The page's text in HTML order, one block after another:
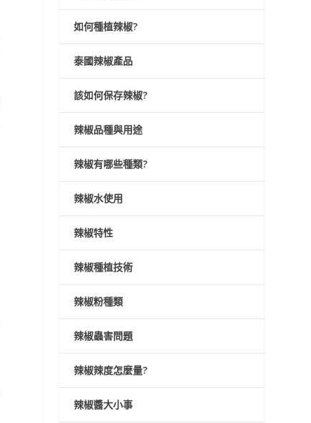
如何種植辣椒?
泰國辣椒產品
該如何保存辣椒?
辣椒品種與用途
辣椒有哪些種類?
辣椒水使用
辣椒特性
辣椒種植技術
辣椒粉種類
辣椒蟲害問題
辣椒辣度怎麼量?
辣椒醬大小事